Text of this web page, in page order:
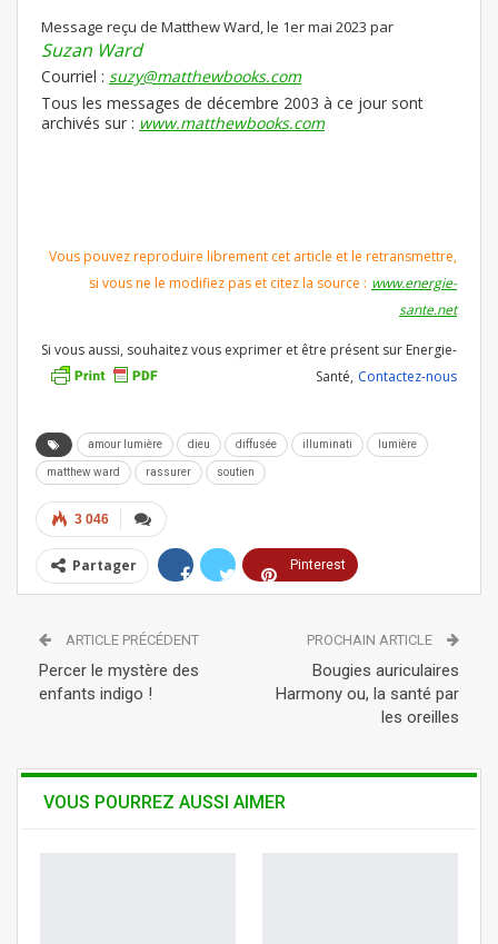
Message reçu de Matthew Ward, le 1er mai 2023 par
Suzan Ward
Courriel : suzy@matthewbooks.com
Tous les messages de décembre 2003 à ce jour sont
archivés sur : www.matthewbooks.com
Vous pouvez reproduire librement cet article et le retransmettre,
si vous ne le modifiez pas et citez la source : www.energie-
sante.net
Si vous aussi, souhaitez vous exprimer et être présent sur Energie-
Santé, Contactez-nous
amour lumière dieu diffusée illuminati lumière
matthew ward rassurer soutien
3 046
Partager Pinterest
Tumblr Telegram WhatsApp
ARTICLE PRÉCÉDENT
Percer le mystère des
enfants indigo !
PROCHAIN ARTICLE
Bougies auriculaires
Harmony ou, la santé par
les oreilles
VOUS POURREZ AUSSI AIMER